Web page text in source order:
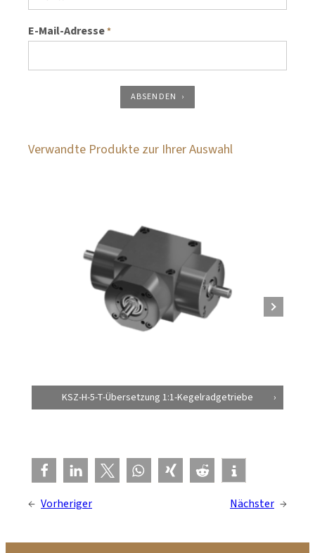
E-Mail-Adresse*
ABSENDEN
Verwandte Produkte zur Ihrer Auswahl
KSZ-H-5-T-Übersetzung 1:1-Kegelradgetriebe
← Vorheriger Nächster →